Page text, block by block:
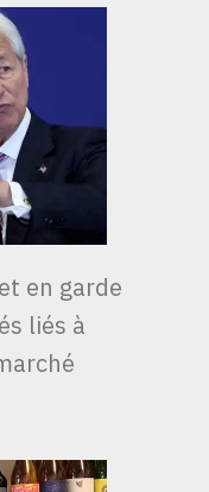
en garde
liés à